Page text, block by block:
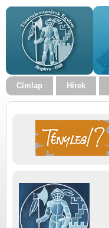
Címlap Hírek